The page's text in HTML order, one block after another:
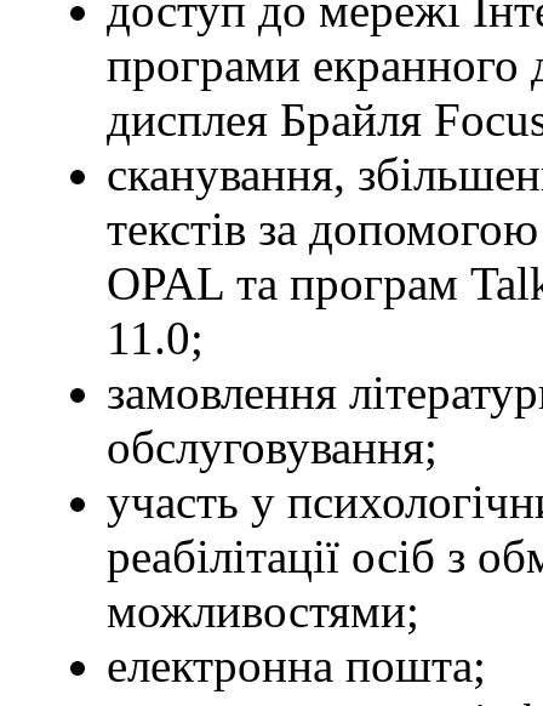
програми екранного
дисплея Брайля
сканування,
текстів за
OPAL та програм
11.0;
замовлення
обслуговування;
участь у
реабілітації осіб з
можливостями;
електронна пошта;